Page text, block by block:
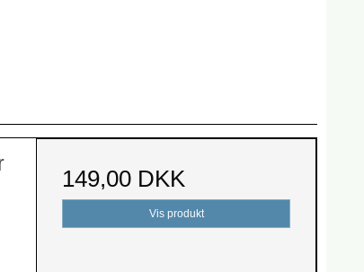
149,00 DKK
Vis produkt